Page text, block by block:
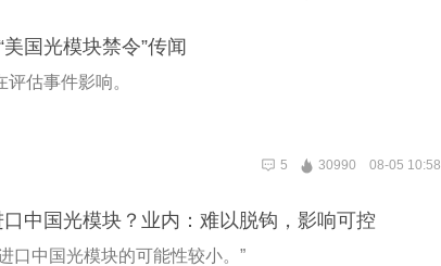
美国光模块禁令”传闻
估事件影响。
5 30990 08-05 10:58
中国光模块？业内：难以脱钩，影响可控
口中国光模块的可能性较小。”